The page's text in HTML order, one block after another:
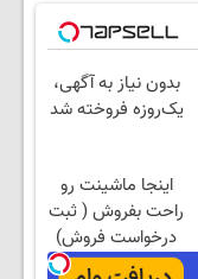
بدون نیاز به آگهی،
یک‌روزه فروخته شد
اینجا ماشینت رو
راحت بفروش ( ثبت
درخواست فروش)